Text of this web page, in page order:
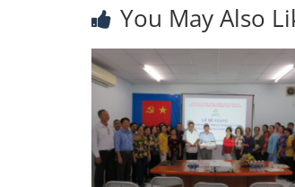
You May Also